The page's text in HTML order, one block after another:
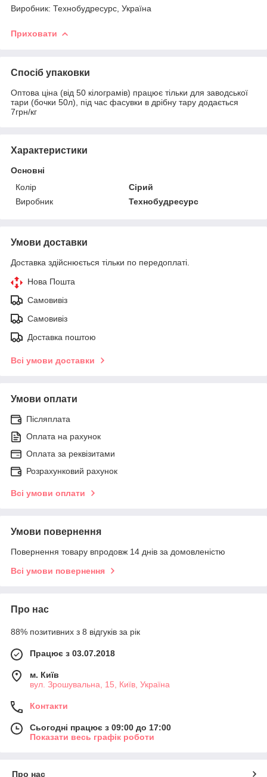
Виробник: Технобудресурс, Україна
Приховати
Спосіб упаковки
Оптова ціна (від 50 кілограмів) працює тільки для заводської
тари (бочки 50л), під час фасувки в дрібну тару додається
7грн/кг
Характеристики
Основні
Колір
Сірий
Виробник
Технобудресурс
Умови доставки
Доставка здійснюється тільки по передоплаті.
Нова Пошта
Самовивіз
Самовивіз
Доставка поштою
Всі умови доставки
Умови оплати
Післяплата
Оплата на рахунок
Оплата за реквізитами
Розрахунковий рахунок
Всі умови оплати
Умови повернення
Повернення товару впродовж 14 днів за домовленістю
Всі умови повернення
Про нас
88% позитивних з 8 відгуків за рік
Працює з 03.07.2018
м. Київ
вул. Зрошувальна, 15, Київ, Україна
Контакти
Сьогодні працює з 09:00 до 17:00
Показати весь графік роботи
Про нас